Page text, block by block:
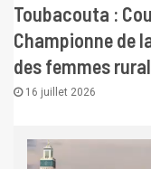
Toubacouta :
Championne de
des femmes
16 juillet 2026